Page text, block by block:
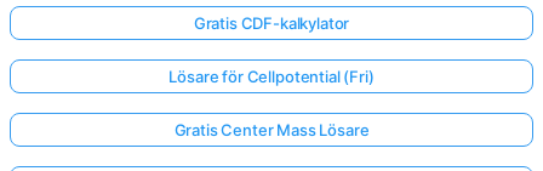
Gratis CDF-kalkylator
Lösare för Cellpotential (Fri)
Gratis Center Mass Lösare